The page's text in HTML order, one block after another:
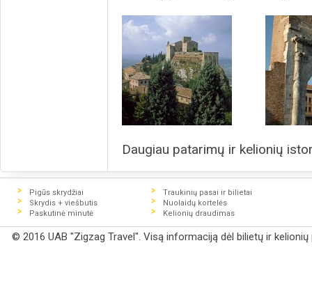
Daugiau patarimų ir kelionių
Pigūs skrydžiai
Skrydis + viešbutis
Paskutinė minutė
Traukinių pasai ir bilietai
Nuolaidų kortelės
Kelionių draudimas
© 2016 UAB "Zigzag Travel". Visą informaciją dėl bilietų ir